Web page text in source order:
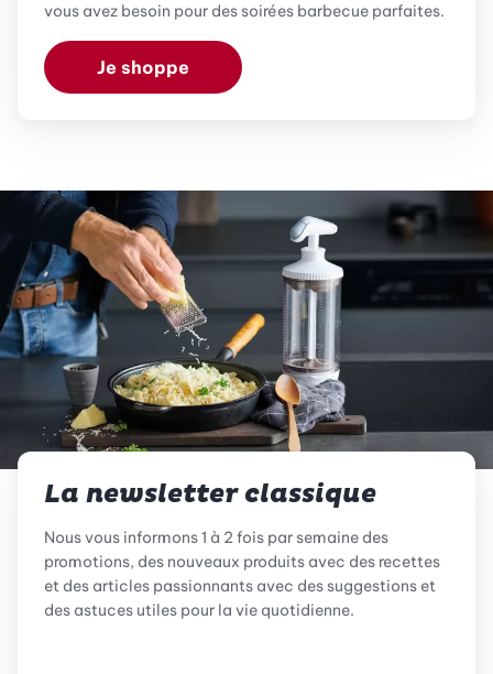
vous avez besoin pour des soirées barbecue parfaites.
Je shoppe
La newsletter classique
Nous vous informons 1 à 2 fois par semaine des
promotions, des nouveaux produits avec des recettes
et des articles passionnants avec des suggestions et
des astuces utiles pour la vie quotidienne.